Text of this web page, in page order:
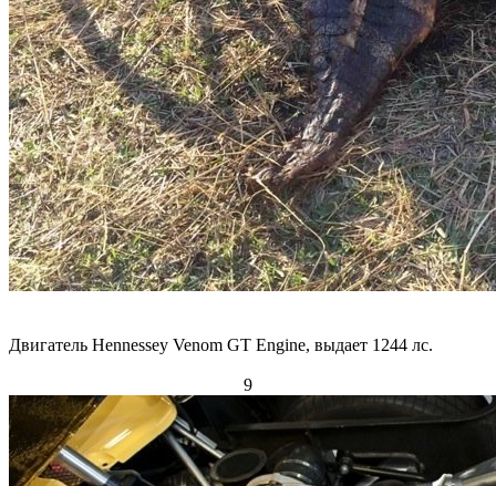
Двигатель Hennessey Venom GT Engine, выдает 1244 лс.
9